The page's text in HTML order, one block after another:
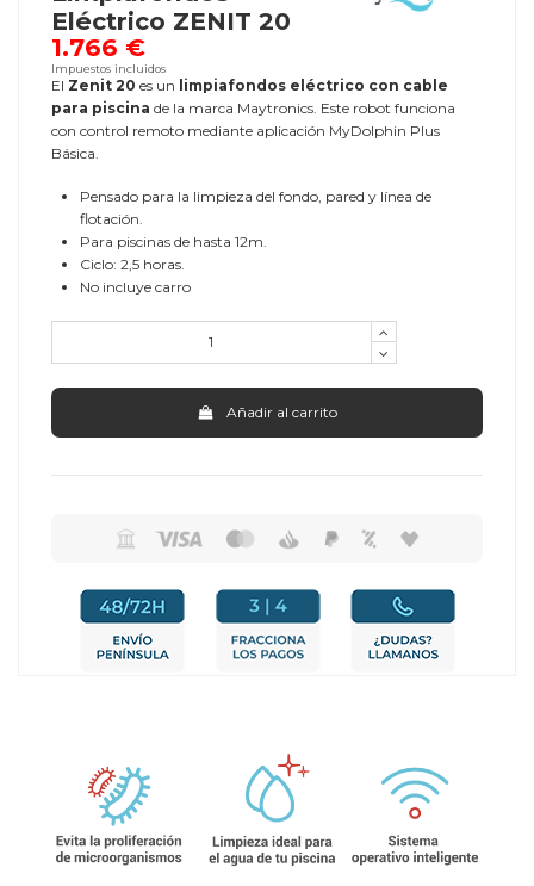
Eléctrico ZENIT 20
1.766 €
Impuestos incluidos
El Zenit 20 es un limpiafondos eléctrico con cable
para piscina de la marca Maytronics. Este robot funciona
con control remoto mediante aplicación MyDolphin Plus
Básica.
Pensado para la limpieza del fondo, pared y línea de
flotación.
Para piscinas de hasta 12m.
Ciclo: 2,5 horas.
No incluye carro
Añadir al carrito